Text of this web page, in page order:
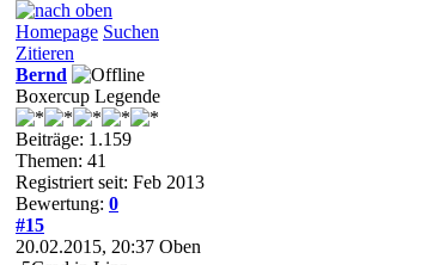
Homepage Suchen
Zitieren
Bernd
Boxercup Legende
Beiträge: 1.159
Themen: 41
Registriert seit: Feb 2013
Bewertung: 0
#15
20.02.2015, 20:37 Oben